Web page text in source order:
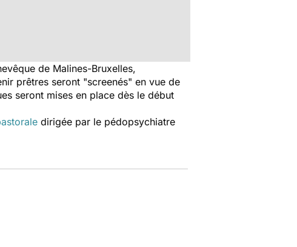
de Malines-Bruxelles,
prêtres seront "screenés" en vue de
seront mises en place dès le début
dirigée par le pédopsychiatre